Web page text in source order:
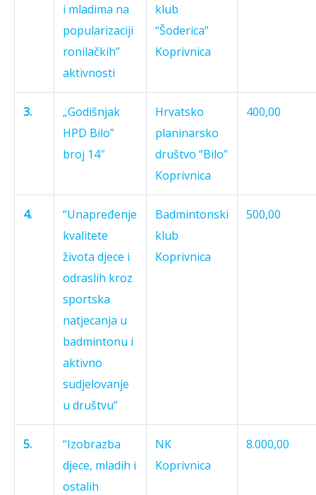
i mladima na
popularizaciji
ronilačkih”
aktivnosti
klub
“Šoderica”
Koprivnica
3.
„Godišnjak
HPD Bilo”
broj 14″
Hrvatsko
planinarsko
društvo “Bilo”
Koprivnica
400,00
4.
“Unapređenje
kvalitete
života djece i
odraslih kroz
sportska
natjecanja u
badmintonu i
aktivno
sudjelovanje
u društvu”
Badmintonski
klub
Koprivnica
500,00
5.
“Izobrazba
djece, mladih i
ostalih
NK
Koprivnica
8.000,00